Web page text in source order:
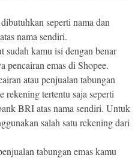
seperti nama dan
nama sendiri.
sudah kamu isi dengan benar
pencairan emas di Shopee.
atau penjualan tabungan
rekening tertentu saja seperti
BRI atas nama sendiri. Untuk
salah satu rekening dari
tabungan emas kamu